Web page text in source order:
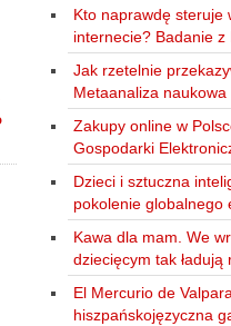
Kto naprawdę steruje
internecie? Badanie z
Jak rzetelnie
Metaanaliza naukowa
Zakupy online w
Gospodarki
Dzieci i sztuczna
pokolenie globalnego
Kawa dla mam. We
dziecięcym tak
El Mercurio de
hiszpańskojęzyczna